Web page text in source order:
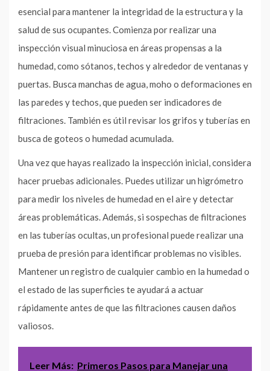
esencial para mantener la integridad de la estructura y la
salud de sus ocupantes. Comienza por realizar una
inspección visual minuciosa en áreas propensas a la
humedad, como sótanos, techos y alrededor de ventanas y
puertas. Busca manchas de agua, moho o deformaciones en
las paredes y techos, que pueden ser indicadores de
filtraciones. También es útil revisar los grifos y tuberías en
busca de goteos o humedad acumulada.
Una vez que hayas realizado la inspección inicial, considera
hacer pruebas adicionales. Puedes utilizar un higrómetro
para medir los niveles de humedad en el aire y detectar
áreas problemáticas. Además, si sospechas de filtraciones
en las tuberías ocultas, un profesional puede realizar una
prueba de presión para identificar problemas no visibles.
Mantener un registro de cualquier cambio en la humedad o
el estado de las superficies te ayudará a actuar
rápidamente antes de que las filtraciones causen daños
valiosos.
Leer Más: Primeros Pasos para Manejar una